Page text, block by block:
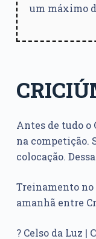
um máximo
Antes de tudo o
na competição.
colocação.
Treinamento no
amanhã entre
? Celso da Luz |